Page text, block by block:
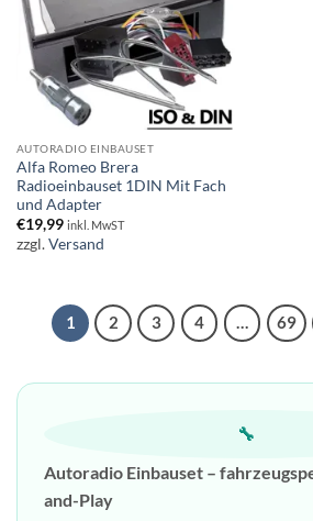
AUTORADIO EINBAUSET
Alfa Romeo Brera
Radioeinbauset 1DIN Mit Fach
und Adapter
€19,99 inkl. MwST
zzgl.Versand
1 2 3 4 … 69
🔧
Autoradio Einbauset –
and-Play